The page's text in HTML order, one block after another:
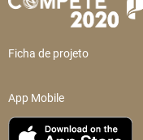
Ficha de projeto
App Mobile